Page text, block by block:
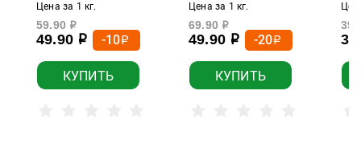
Цена за 1 кг.
59.90 р
49.90 р -10р
КУПИТЬ
Цена за 1 кг.
69.90 р
49.90 р -20р
КУПИТЬ